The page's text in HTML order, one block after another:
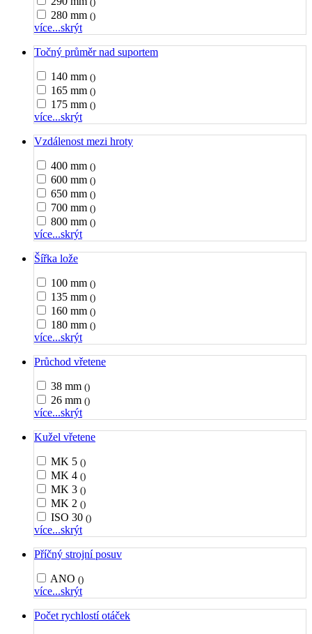
280 mm ()
více...skrýt
Točný průměr nad suportem
140 mm ()
165 mm ()
175 mm ()
více...skrýt
Vzdálenost mezi hroty
400 mm ()
600 mm ()
650 mm ()
700 mm ()
800 mm ()
více...skrýt
Šířka lože
100 mm ()
135 mm ()
160 mm ()
180 mm ()
více...skrýt
Průchod vřetene
38 mm ()
26 mm ()
více...skrýt
Kužel vřetene
MK 5 ()
MK 4 ()
MK 3 ()
MK 2 ()
ISO 30 ()
více...skrýt
Příčný strojní posuv
ANO ()
více...skrýt
Počet rychlostí otáček